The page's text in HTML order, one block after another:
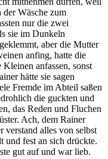
Wäsche zum
nur die zwei
sie im Dunkeln
aber die Mutter
anfing, hatte die
anfassen, sonst
hätte sie sagen
Fremde im Abteil saßen
die guckten und
das Reden und Fluchen
Ach, dem Rainer
verstand alles von selbst
und fest an sich drückte.
gut auf und war lieb.